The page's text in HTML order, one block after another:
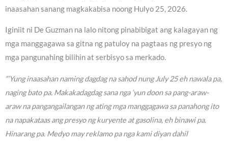
inaasahan sanang magkakabisa noong Hulyo 25, 2026.
Iginiit ni De Guzman na lalo nitong pinabibigat ang kalagayan ng
mga manggagawa sa gitna ng patuloy na pagtaas ng presyo ng
mga pangunahing bilihin at serbisyo sa merkado.
“‘Yung inaasahan naming dagdag na sahod nung July 25 eh nawala pa,
naging bato pa. Makakadagdag sana nga ‘yun doon sa pang-araw-
araw na pangangailangan ng ating mga manggagawa sa panahong ito
na napakataas ang presyo ng kuryente at gasolina, eh binawi pa.
Hinarang pa. Medyo may reklamo pa nga kami diyan dahil